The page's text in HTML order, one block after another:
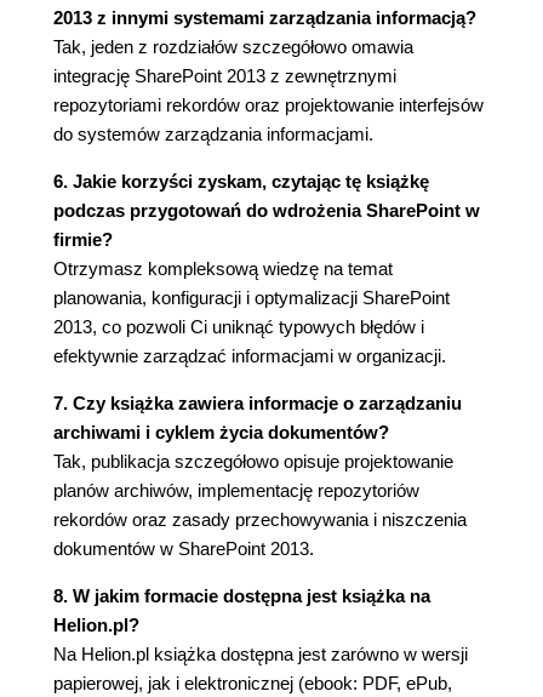
Projektowanie struktury witryny (91)
Projektowanie elementów nawigacji (94)
Podsumowanie (96)
CZĘŚĆ II ZARZĄDZANIE INFORMACJAMI
Rozdział 5. Konfigurowanie programu SharePoint
na potrzeby zawartości współpracy (99)
Czym jest współpraca? (99)
Wyzwolenie współpracy (101)
Projektowanie procesu tworzenia witryn (102)
Konfigurowanie samoobsługowego procesu
tworzenia witryny (103)
Projektowanie kontenerów zawartości (103)
Identyfikacja potrzeb w zakresie zarządzania
dokumentami (108)
Konfigurowanie kolumn dokumentu (109)
Zastosowanie wersjonowania dokumentów
Wymóg wyewidencjonowania dokumentu
przed edycją (110)
Zarządzanie alertami (111)
Kojarzenie przepływów pracy z dokumentami
2013 z innymi systemami zarządzania informacją?
Tak, jeden z rozdziałów szczegółowo omawia
integrację SharePoint 2013 z zewnętrznymi
repozytoriami rekordów oraz projektowanie interfejsów
do systemów zarządzania informacjami.
6. Jakie korzyści zyskam, czytając tę książkę
podczas przygotowań do wdrożenia SharePoint w
firmie?
Otrzymasz kompleksową wiedzę na temat
planowania, konfiguracji i optymalizacji SharePoint
2013, co pozwoli Ci uniknąć typowych błędów i
efektywnie zarządzać informacjami w organizacji.
7. Czy książka zawiera informacje o zarządzaniu
archiwami i cyklem życia dokumentów?
Tak, publikacja szczegółowo opisuje projektowanie
planów archiwów, implementację repozytoriów
rekordów oraz zasady przechowywania i niszczenia
dokumentów w SharePoint 2013.
8. W jakim formacie dostępna jest książka na
Helion.pl?
Na Helion.pl książka dostępna jest zarówno w wersji
papierowej, jak i elektronicznej (ebook: PDF, ePub,